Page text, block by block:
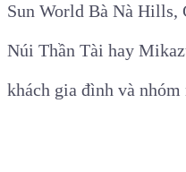
Sun World Bà Nà Hills,
Núi Thần Tài hay
khách gia đình và